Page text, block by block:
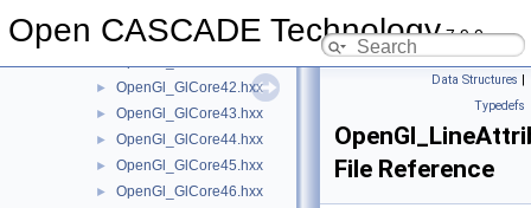
Open CASCADE Technology7.9.0
► OpenGl_GlCore40.hxx
► OpenGl_GlCore42.hxx
► OpenGl_GlCore43.hxx
► OpenGl_GlCore44.hxx
► OpenGl_GlCore45.hxx
► OpenGl_GlCore46.hxx
Data Structures |
Typedefs
File Reference